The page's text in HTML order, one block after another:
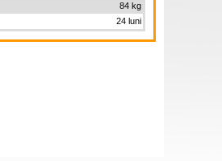
84 kg
24 luni